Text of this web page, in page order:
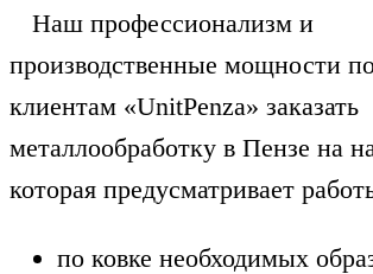
Наш профессионализм и
производственные мощности
клиентам «UnitPenza» заказать
металлообработку в Пензе на
которая предусматривает
по ковке необходимых